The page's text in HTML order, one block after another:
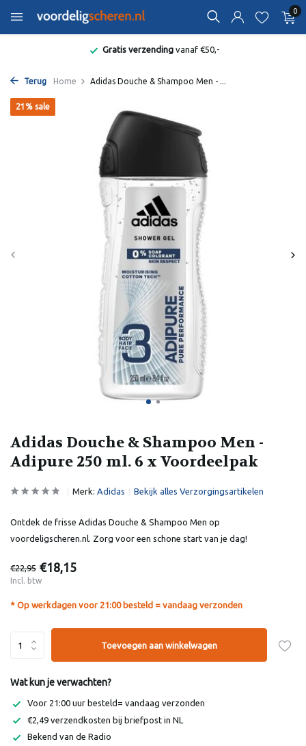
0
Gratis verzendingvanaf €50,-
Terug Home Adidas Douche & Shampoo Men - ...
Adidas Douche & Shampoo Men -
Adipure 250 ml. 6 x Voordeelpak
21% sale
Merk: Adidas Bekijk alles Verzorgingsartikelen
Ontdek de frisse Adidas Douche & Shampoo Men op
voordeligscheren.nl. Zorg voor een schone start van je dag!
€22,95 €18,15
Incl. btw
* Op werkdagen voor 21:00 besteld = vandaag verzonden
Toevoegen aan winkelwagen
Wat kun je verwachten?
Voor 21:00 uur besteld= vandaag verzonden
€2,49 verzendkosten bij briefpost in NL
Bekend van de Radio